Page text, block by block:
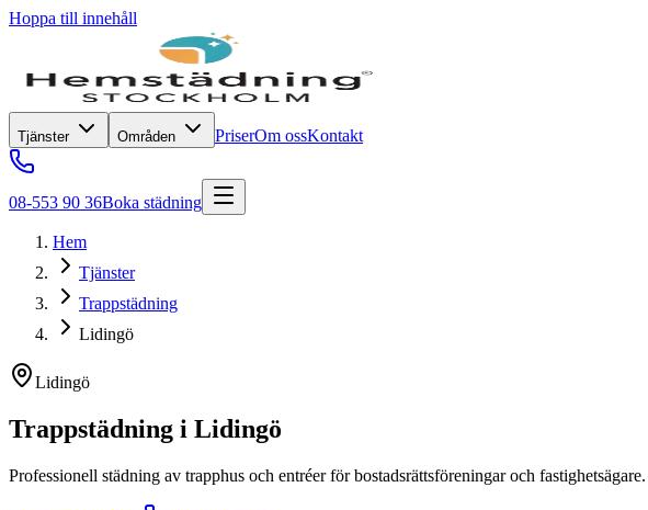
Hoppa till innehåll
Tjänster Områden PriserOm ossKontakt
08-553 90 36Boka städning
Hem
Tjänster
Trappstädning
Lidingö
Lidingö
Trappstädning i Lidingö
Professionell städning av trapphus och entréer för bostadsrättsföreningar och fastighetsägare.